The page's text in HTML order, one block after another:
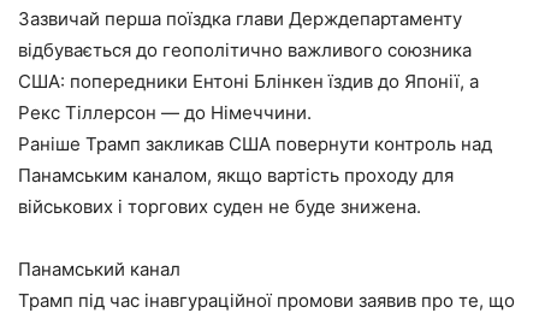
Зазвичай перша поїздка глави Держдепартаменту
відбувається до геополітично важливого союзника
США: попередники Ентоні Блінкен їздив до Японії, а
Рекс Тіллерсон — до Німеччини.
Раніше Трамп закликав США повернути контроль над
Панамським каналом, якщо вартість проходу для
військових і торгових суден не буде знижена.
Панамський канал
Трамп під час інавгураційної промови заявив про те, що